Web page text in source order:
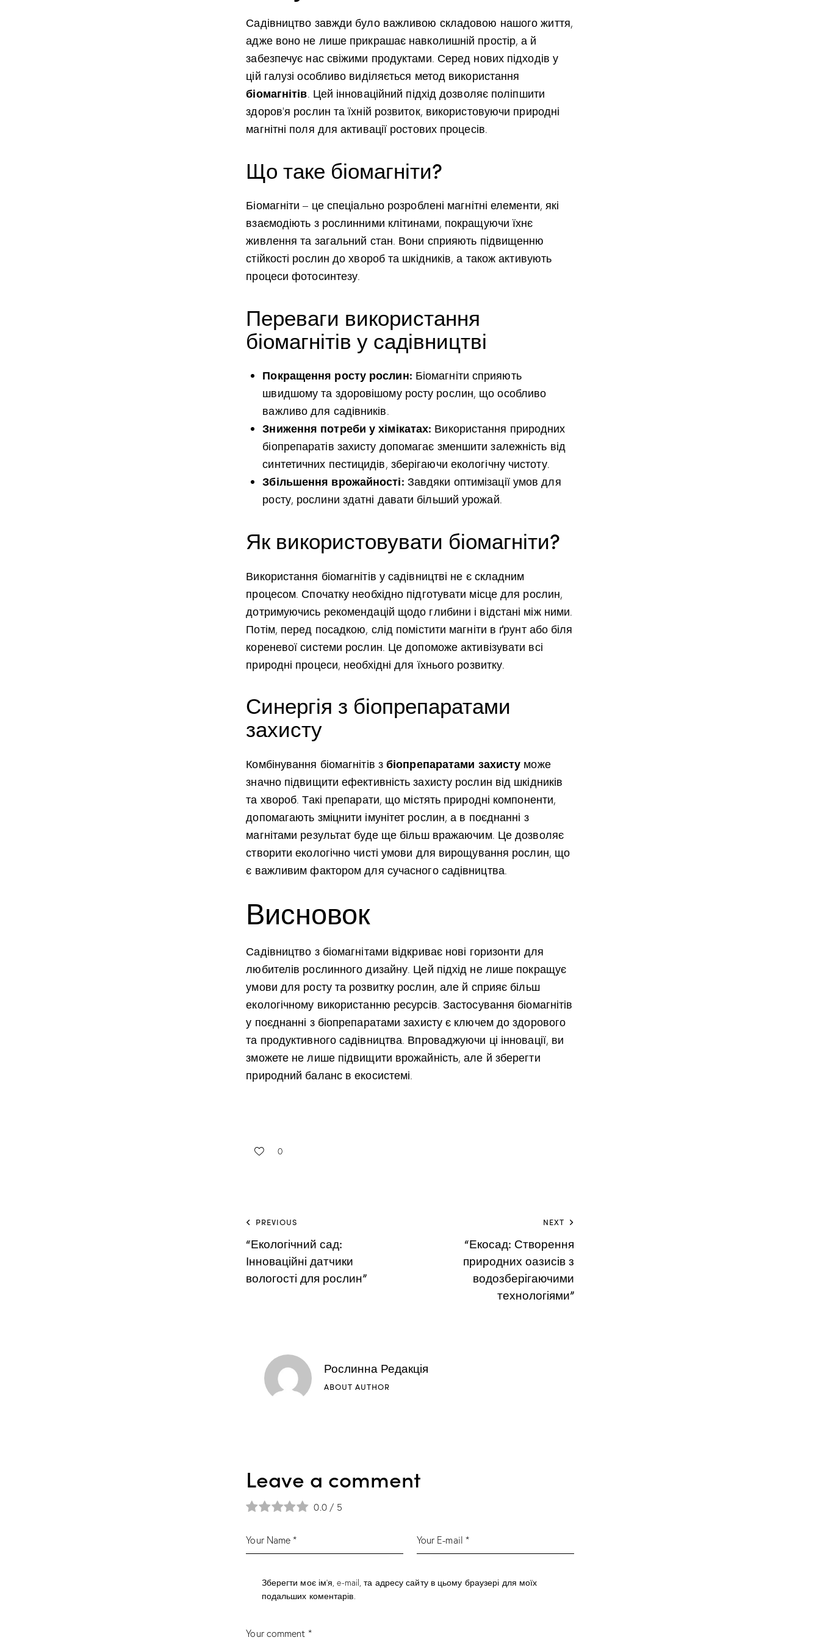
Садівництво завжди було важливою складовою нашого життя,
адже воно не лише прикрашає навколишній простір, а й
забезпечує нас свіжими продуктами. Серед нових підходів у
цій галузі особливо виділяється метод використання
біомагнітів. Цей інноваційний підхід дозволяє поліпшити
здоров’я рослин та їхній розвиток, використовуючи природні
магнітні поля для активації ростових процесів.
Що таке біомагніти?
Біомагніти – це спеціально розроблені магнітні елементи, які
взаємодіють з рослинними клітинами, покращуючи їхнє
живлення та загальний стан. Вони сприяють підвищенню
стійкості рослин до хвороб та шкідників, а також активують
процеси фотосинтезу.
Переваги використання
біомагнітів у садівництві
Покращення росту рослин: Біомагніти сприяють
швидшому та здоровішому росту рослин, що особливо
важливо для садівників.
Зниження потреби у хімікатах: Використання природних
біопрепаратів захисту допомагає зменшити залежність від
синтетичних пестицидів, зберігаючи екологічну чистоту.
Збільшення врожайності: Завдяки оптимізації умов для
росту, рослини здатні давати більший урожай.
Як використовувати біомагніти?
Використання біомагнітів у садівництві не є складним
процесом. Спочатку необхідно підготувати місце для рослин,
дотримуючись рекомендацій щодо глибини і відстані між ними.
Потім, перед посадкою, слід помістити магніти в ґрунт або біля
кореневої системи рослин. Це допоможе активізувати всі
природні процеси, необхідні для їхнього розвитку.
Синергія з біопрепаратами
захисту
Комбінування біомагнітів збіопрепаратами захисту може
значно підвищити ефективність захисту рослин від шкідників
та хвороб. Такі препарати, що містять природні компоненти,
допомагають зміцнити імунітет рослин, а в поєднанні з
магнітами результат буде ще більш вражаючим. Це дозволяє
створити екологічно чисті умови для вирощування рослин, що
є важливим фактором для сучасного садівництва.
Висновок
Садівництво з біомагнітами відкриває нові горизонти для
любителів рослинного дизайну. Цей підхід не лише покращує
умови для росту та розвитку рослин, але й сприяє більш
екологічному використанню ресурсів. Застосування біомагнітів
у поєднанні з біопрепаратами захисту є ключем до здорового
та продуктивного садівництва. Впроваджуючи ці інновації, ви
зможете не лише підвищити врожайність, але й зберегти
природний баланс в екосистемі.
0
PREVIOUS
“Екологічний сад:
Інноваційні датчики
вологості для рослин”
NEXT
“Екосад: Створення
природних оазисів з
водозберігаючими
технологіями”
Рослинна Редакція
ABOUT AUTHOR
Leave a comment
0.0 / 5
Зберегти моє ім'я, e-mail, та адресу сайту в цьому браузері для моїх
подальших коментарів.